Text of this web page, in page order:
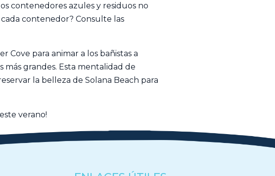
contenedores azules y residuos no
contenedor? Consulte las
Cove para animar a los bañistas a
más grandes. Esta mentalidad de
la belleza de Solana Beach para
verano!